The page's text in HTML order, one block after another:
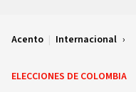
Acento | Internacional
ELECCIONES DE COLOMBIA